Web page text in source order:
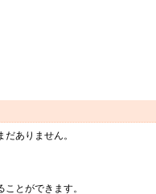
ありません。
とができます。